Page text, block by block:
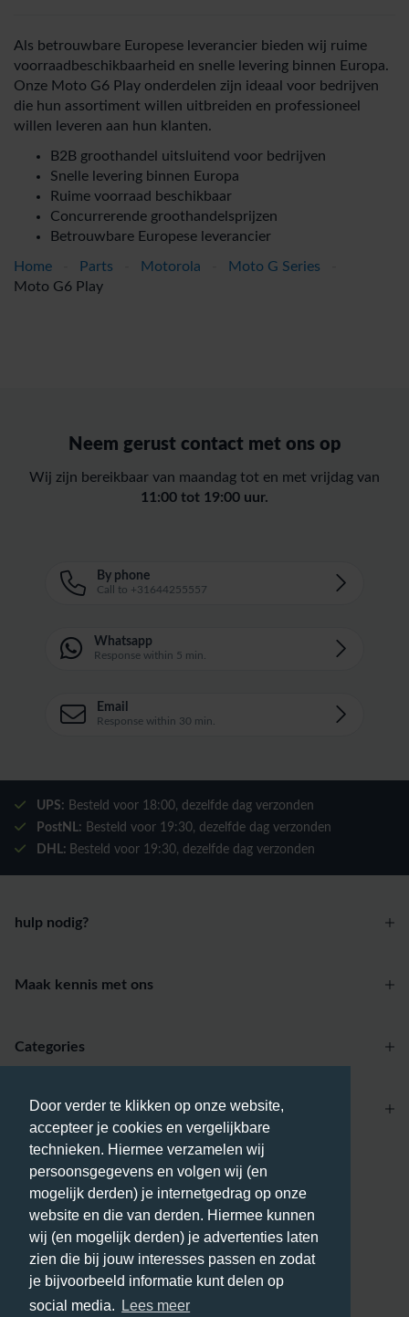
Door verder te klikken op onze website,
accepteer je cookies en vergelijkbare
technieken. Hiermee verzamelen wij
persoonsgegevens en volgen wij (en
mogelijk derden) je internetgedrag op onze
website en die van derden. Hiermee kunnen
wij (en mogelijk derden) je advertenties laten
zien die bij jouw interesses passen en zodat
je bijvoorbeeld informatie kunt delen op
social media.
Lees meer
Als betrouwbare Europese leverancier bieden wij ruime
voorraadbeschikbaarheid en snelle levering binnen Europa.
Onze Moto G6 Play onderdelen zijn ideaal voor bedrijven
die hun assortiment willen uitbreiden en professioneel
willen leveren aan hun klanten.
B2B groothandel uitsluitend voor bedrijven
Snelle levering binnen Europa
Ruime voorraad beschikbaar
Concurrerende groothandelsprijzen
Betrouwbare Europese leverancier
Home Parts Motorola Moto G Series
Moto G6 Play
Neem gerust contact met ons op
Wij zijn bereikbaar van maandag tot en met vrijdag van
11:00 tot 19:00 uur.
By phone
Call to +31644255557
Whatsapp
Response within 5 min.
Email
Response within 30 min.
UPS: Besteld voor 18:00, dezelfde dag verzonden
PostNL: Besteld voor 19:30, dezelfde dag verzonden
DHL: Besteld voor 19:30, dezelfde dag verzonden
hulp nodig?
Maak kennis met ons
Betaalmethodes
Bezorgmethodes
Categories
Account